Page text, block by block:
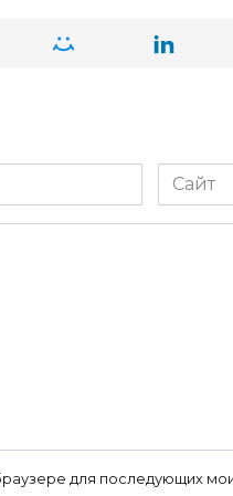
Сайт
для последующих